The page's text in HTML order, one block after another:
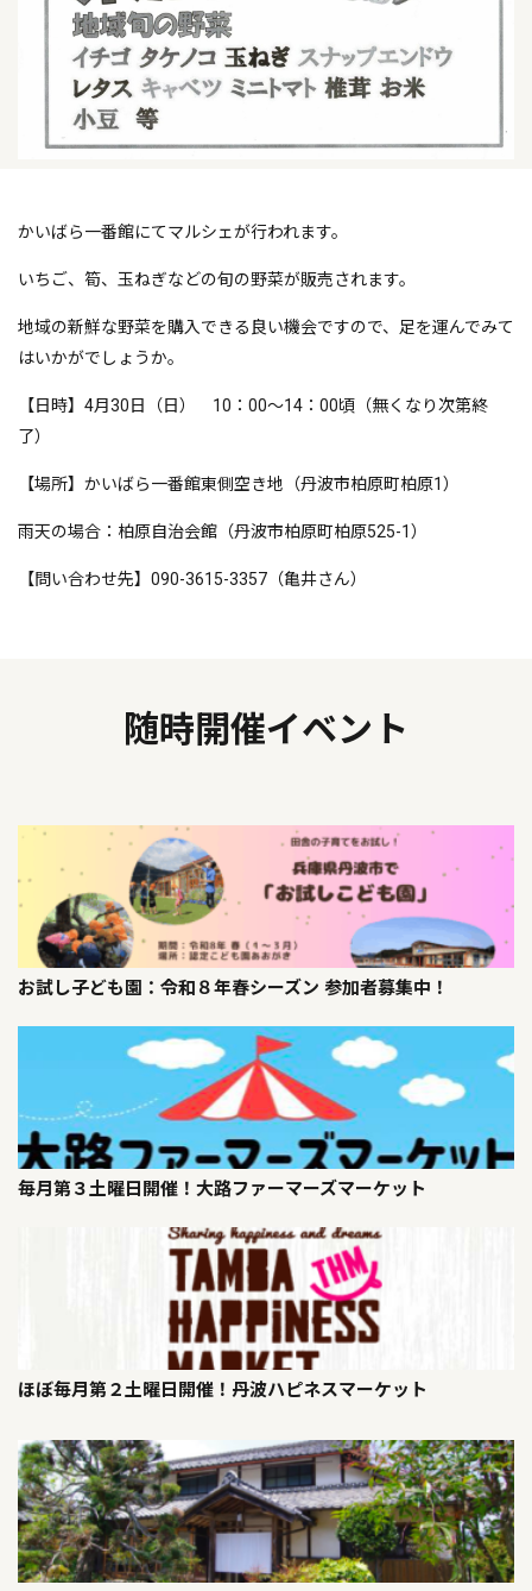
かいばら一番館にてマルシェが行われます。
いちご、筍、玉ねぎなどの旬の野菜が販売されます。
地域の新鮮な野菜を購入できる良い機会ですので、足を運んでみて
はいかがでしょうか。
【日時】4月30日（日） 10：00～14：00頃（無くなり次第終
了）
【場所】かいばら一番館東側空き地（丹波市柏原町柏原1）
雨天の場合：柏原自治会館（丹波市柏原町柏原525-1）
【問い合わせ先】090-3615-3357（亀井さん）
随時開催イベント
お試し子ども園：令和８年春シーズン 参加者募集中！
毎月第３土曜日開催！大路ファーマーズマーケット
ほぼ毎月第２土曜日開催！丹波ハピネスマーケット